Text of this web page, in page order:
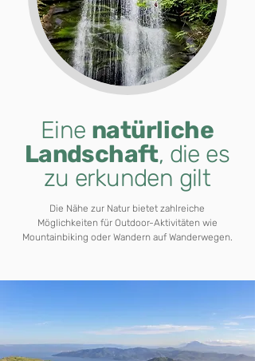
Eine natürliche
Landschaft, die es
zu erkunden gilt
Die Nähe zur Natur bietet zahlreiche
Möglichkeiten für Outdoor-Aktivitäten wie
Mountainbiking oder Wandern auf Wanderwegen.